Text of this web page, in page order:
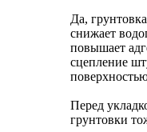
Да,
снижает
повышает
сцепление
Перед
грунтовки